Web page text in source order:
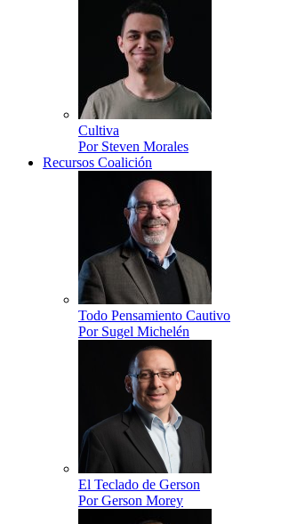
Cultiva
Por Steven Morales
Recursos Coalición
Todo Pensamiento Cautivo
Por Sugel Michelén
El Teclado de Gerson
Por Gerson Morey